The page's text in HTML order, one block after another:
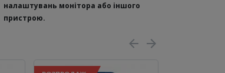
налаштувань монітора або іншого
пристрою.